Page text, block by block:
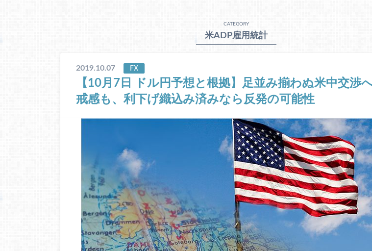
CATEGORY
米ADP雇用統計
2019.10.07 FX
【10月7日 ドル円予想と根拠】足並み揃わぬ米中交渉
戒感も、利下げ織込み済みなら反発の可能性